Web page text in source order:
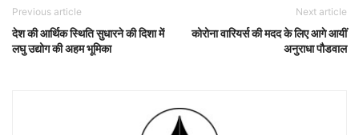
Previous article
देश की आर्थिक स्थिति सुधारने की दिशा में
लघु उद्योग की अहम भूमिका
Next article
कोरोना वारियर्स की मदद के लिए आगे आयीं
अनुराधा पौडवाल